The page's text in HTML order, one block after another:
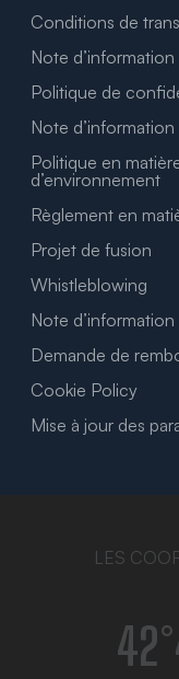
Conditions de
Note
Politique de
Note
Politique en
d’environnement
Règlement en
Projet de fusion
Whistleblowing
Note
Demande de
Cookie Policy
Mise à jour des
LES